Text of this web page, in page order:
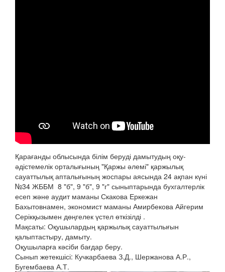
Қарағанды облысында білім беруді дамытудың оқу-
әдістемелік орталығының "Қаржы әлемі" қаржылық
сауаттылық апталығының жоспары аясында 24 ақпан күні
№34 ЖББМ 8 "б", 9 "б", 9 "г" сыныптарында бухгалтерлік
есеп және аудит маманы Скакова Еркежан
Бахытовнамен, экономист маманы Амирбекова Айгерим
Серікқызымен дөңгелек үстел өткізілді .
Мақсаты: Оқушылардың қаржылық сауаттылығын
қалыптастыру, дамыту.
Оқушыларға кәсіби бағдар беру.
Сынып жетекшісі: Кучкарбаева З.Д., Шержанова А.Р.,
Бугембаева А.Т.